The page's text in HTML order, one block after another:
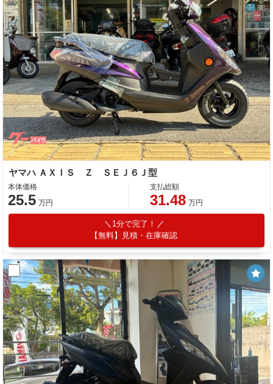
ヤマハ ＡＸＩＳ Ｚ ＳＥＪ６Ｊ型
本体価格
25.5 万円
支払総額
31.48 万円
1分で完了！
【無料】見積・在庫確認